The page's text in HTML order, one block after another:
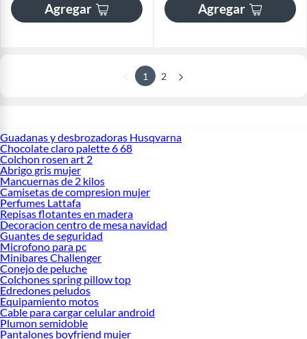
Agregar Agregar
1 2
Guadanas y desbrozadoras Husqvarna
Chocolate claro palette 6 68
Colchon rosen art 2
Abrigo gris mujer
Mancuernas de 2 kilos
Camisetas de compresion mujer
Perfumes Lattafa
Repisas flotantes en madera
Decoracion centro de mesa navidad
Guantes de seguridad
Microfono para pc
Minibares Challenger
Conejo de peluche
Colchones spring pillow top
Edredones peludos
Equipamiento motos
Cable para cargar celular android
Plumon semidoble
Pantalones boyfriend mujer